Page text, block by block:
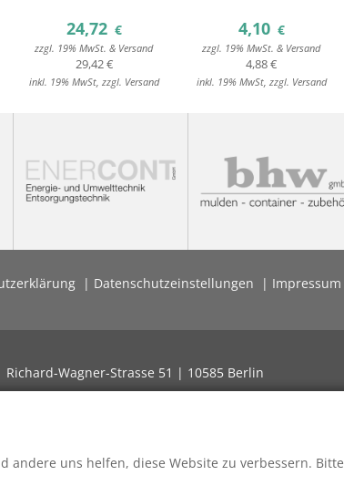
24,72 €
zzgl. 19% MwSt. & Versand
29,42 €
inkl. 19% MwSt, zzgl. Versand
4,10 €
zzgl. 19% MwSt. & Versand
4,88 €
inkl. 19% MwSt, zzgl. Versand
Datenschutzeinstellungen
Impressum
Wagner-Strasse 51 | 10585 Berlin
andere uns helfen, diese Website zu verbessern. Bitte